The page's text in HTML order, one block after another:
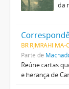
da
BR RJMRAHI MA-
Parte de
Reúne cartas
e herança de